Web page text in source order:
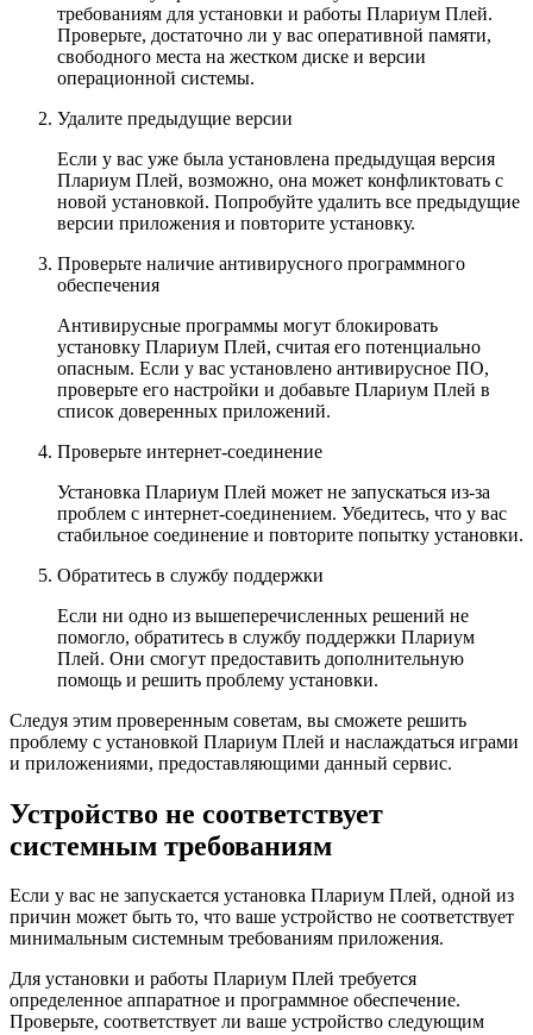
требованиям для установки и работы Плариум Плей.
Проверьте, достаточно ли у вас оперативной памяти,
свободного места на жестком диске и версии
операционной системы.
Удалите предыдущие версии
Если у вас уже была установлена предыдущая версия
Плариум Плей, возможно, она может конфликтовать с
новой установкой. Попробуйте удалить все предыдущие
версии приложения и повторите установку.
Проверьте наличие антивирусного программного
обеспечения
Антивирусные программы могут блокировать
установку Плариум Плей, считая его потенциально
опасным. Если у вас установлено антивирусное ПО,
проверьте его настройки и добавьте Плариум Плей в
список доверенных приложений.
Проверьте интернет-соединение
Установка Плариум Плей может не запускаться из-за
проблем с интернет-соединением. Убедитесь, что у вас
стабильное соединение и повторите попытку установки.
Обратитесь в службу поддержки
Если ни одно из вышеперечисленных решений не
помогло, обратитесь в службу поддержки Плариум
Плей. Они смогут предоставить дополнительную
помощь и решить проблему установки.
Следуя этим проверенным советам, вы сможете решить
проблему с установкой Плариум Плей и наслаждаться играми
и приложениями, предоставляющими данный сервис.
Устройство не соответствует
системным требованиям
Если у вас не запускается установка Плариум Плей, одной из
причин может быть то, что ваше устройство не соответствует
минимальным системным требованиям приложения.
Для установки и работы Плариум Плей требуется
определенное аппаратное и программное обеспечение.
Проверьте, соответствует ли ваше устройство следующим